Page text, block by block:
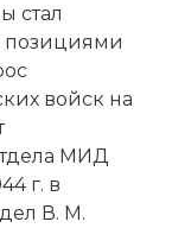
стал
позициями
войск на
МИД
г. в
В. М.